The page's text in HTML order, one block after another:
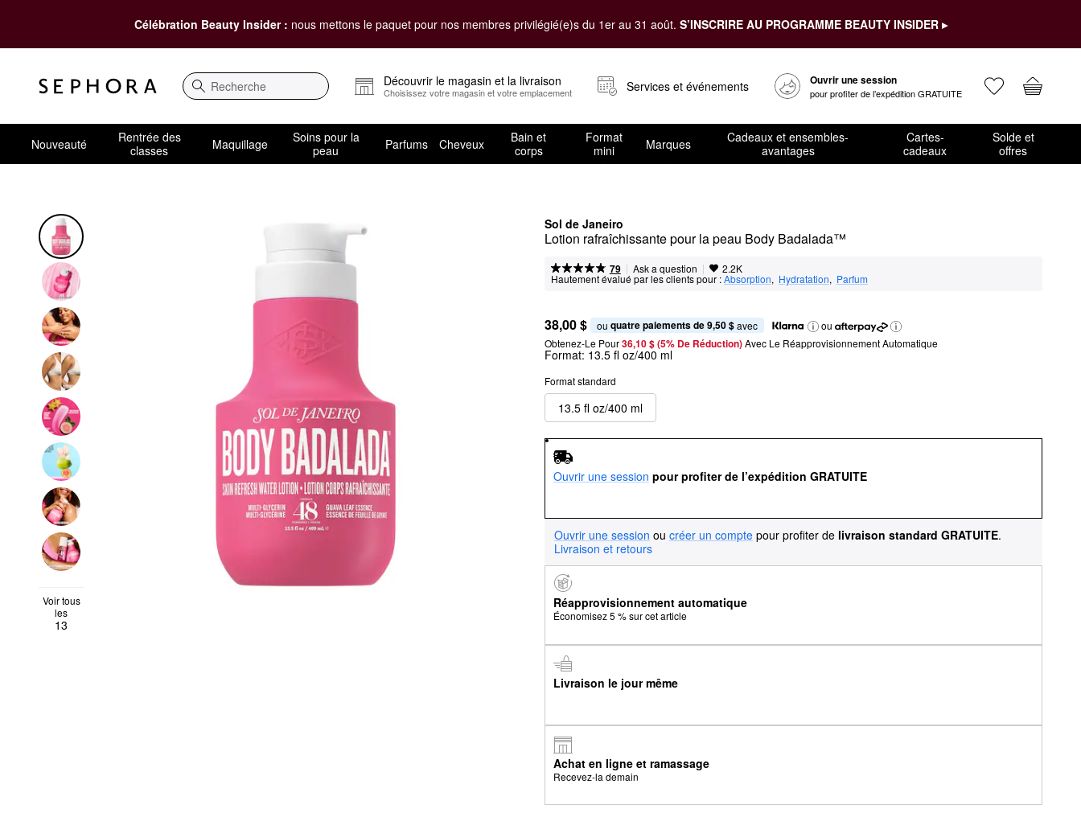
Célébration Beauty Insider : nous mettons le paquet pour nos membres privilégié(e)s du 1er au 31 août. S’INSCRIRE AU PROGRAMME BEAUTY INSIDER ▸
Recherche
Découvrir le magasin et la livraison
Choisissez votre magasin et votre emplacement Services et événements Ouvrir une session
pour profiter de l’expédition GRATUITE
Nouveauté
Rentrée des
classes
Maquillage
Soins pour la
peau
Parfums Cheveux
Bain et
corps
Format
mini
Marques
Cadeaux et ensembles-
avantages
Cartes-
cadeaux
Solde et
offres
Sol de Janeiro
Lotion rafraîchissante pour la peau Body Badalada™
79 | Ask a question | 2.2K
Hautement évalué par les clients pour :Absorption, Hydratation, Parfum
Voir tous
les
13
38,00 $ ou quatre paiements de 9,50 $ avec
ou
Obtenez-Le Pour36,10 $ (5% De Réduction) Avec Le Réapprovisionnement Automatique
Format: 13.5 fl oz/400 ml
Format standard
13.5 fl oz/400 ml
Ouvrir une session pour profiter de l’expédition GRATUITE
Ouvrir une session ou créer un compte pour profiter de livraison standard GRATUITE.
Livraison et retours
Réapprovisionnement automatique
Économisez 5 % sur cet article
Livraison le jour même
Achat en ligne et ramassage
Recevez-la demain